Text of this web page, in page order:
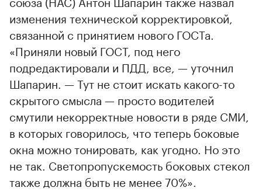
изменения технической корректировкой,
связанной с принятием нового ГОСТа.
«Приняли новый ГОСТ, под него
подредактировали и ПДД, все, — уточнил
Шапарин. — Тут не стоит искать какого-то
скрытого смысла — просто водителей
смутили некорректные новости в ряде СМИ,
в которых говорилось, что теперь боковые
окна можно тонировать, как угодно. Но это
не так. Светопропускемость боковых стекол
также должна быть не менее 70%».